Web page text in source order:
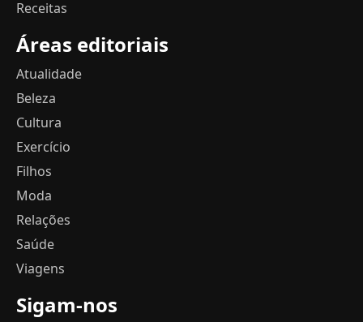
Receitas
Áreas editoriais
Atualidade
Beleza
Cultura
Exercício
Filhos
Moda
Relações
Saúde
Viagens
Sigam-nos